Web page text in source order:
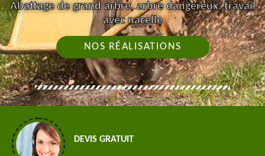
Abattage de grand arbre, arbre dangereux, travail
avec nacelle
NOS RÉALISATIONS
DEVIS GRATUIT